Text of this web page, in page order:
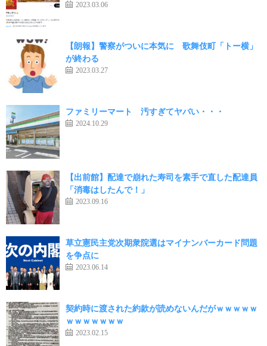
2023.03.06
【朗報】警察がついに本気に 歌舞伎町「トー横」
が終わる
2023.03.27
ファミリーマート 汚すぎてヤバい・・・
2024.10.29
【出前館】配達で崩れた寿司を素手で直した配達員
「消毒はしたんで！」
2023.09.16
草立憲民主党次期衆院選はマイナンバーカード問題
を争点に
2023.06.14
契約時に渡された約款が読めないんだがｗｗｗｗｗ
ｗｗｗｗｗｗｗ
2023.02.15